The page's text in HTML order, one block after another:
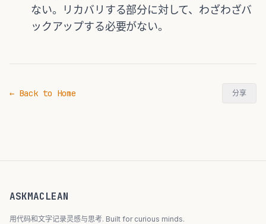
ない。リカバリする部分に対して、わざわざバ
ックアップする必要がない。
← Back to Home 分享
ASKMACLEAN
用代码和文字记录灵感与思考. Built for curious minds.